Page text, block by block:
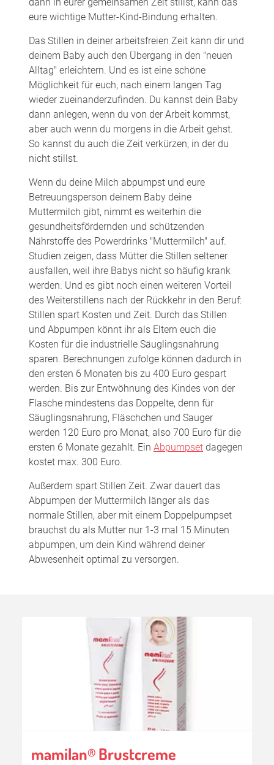
eure wichtige Mutter-Kind-Bindung erhalten.
Das Stillen in deiner arbeitsfreien Zeit kann dir und
deinem Baby auch den Übergang in den "neuen
Alltag" erleichtern. Und es ist eine schöne
Möglichkeit für euch, nach einem langen Tag
wieder zueinanderzufinden. Du kannst dein Baby
dann anlegen, wenn du von der Arbeit kommst,
aber auch wenn du morgens in die Arbeit gehst.
So kannst du auch die Zeit verkürzen, in der du
nicht stillst.
Wenn du deine Milch abpumpst und eure
Betreuungsperson deinem Baby deine
Muttermilch gibt, nimmt es weiterhin die
gesundheitsfördernden und schützenden
Nährstoffe des Powerdrinks "Muttermilch" auf.
Studien zeigen, dass Mütter die Stillen seltener
ausfallen, weil ihre Babys nicht so häufig krank
werden. Und es gibt noch einen weiteren Vorteil
des Weiterstillens nach der Rückkehr in den Beruf:
Stillen spart Kosten und Zeit. Durch das Stillen
und Abpumpen könnt ihr als Eltern euch die
Kosten für die industrielle Säuglingsnahrung
sparen. Berechnungen zufolge können dadurch in
den ersten 6 Monaten bis zu 400 Euro gespart
werden. Bis zur Entwöhnung des Kindes von der
Flasche mindestens das Doppelte, denn für
Säuglingsnahrung, Fläschchen und Sauger
werden 120 Euro pro Monat, also 700 Euro für die
ersten 6 Monate gezahlt. Ein Abpumpset dagegen
kostet max. 300 Euro.
Außerdem spart Stillen Zeit. Zwar dauert das
Abpumpen der Muttermilch länger als das
normale Stillen, aber mit einem Doppelpumpset
brauchst du als Mutter nur 1-3 mal 15 Minuten
abpumpen, um dein Kind während deiner
Abwesenheit optimal zu versorgen.
mamilan®Brustcreme